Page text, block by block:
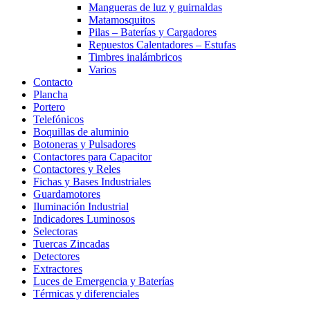
Mangueras de luz y guirnaldas
Matamosquitos
Pilas – Baterías y Cargadores
Repuestos Calentadores – Estufas
Timbres inalámbricos
Varios
Contacto
Plancha
Portero
Telefónicos
Boquillas de aluminio
Botoneras y Pulsadores
Contactores para Capacitor
Contactores y Reles
Fichas y Bases Industriales
Guardamotores
Iluminación Industrial
Indicadores Luminosos
Selectoras
Tuercas Zincadas
Detectores
Extractores
Luces de Emergencia y Baterías
Térmicas y diferenciales